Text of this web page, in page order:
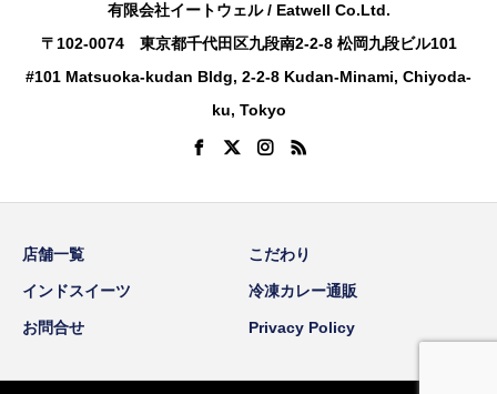
有限会社イートウェル / Eatwell Co.Ltd.
〒102-0074 東京都千代田区九段南2-2-8 松岡九段ビル101
#101 Matsuoka-kudan Bldg, 2-2-8 Kudan-Minami, Chiyoda-
ku, Tokyo
店舗一覧 こだわり
インドスイーツ 冷凍カレー通販
お問合せ Privacy Policy